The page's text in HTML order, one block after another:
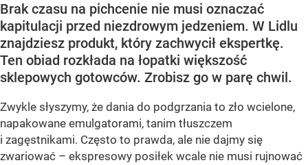
Brak czasu na pichcenie nie musi oznaczać
kapitulacji przed niezdrowym jedzeniem. W Lidlu
znajdziesz produkt, który zachwycił ekspertkę.
Ten obiad rozkłada na łopatki większość
sklepowych gotowców. Zrobisz go w parę chwil.
Zwykle słyszymy, że dania do podgrzania to zło wcielone,
napakowane emulgatorami, tanim tłuszczem
i zagęstnikami. Często to prawda, ale nie dajmy się
zwariować – ekspresowy posiłek wcale nie musi rujnować